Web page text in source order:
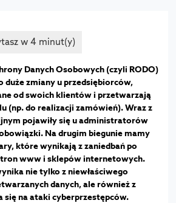
Danych Osobowych (czyli RODO)
duże zmiany u przedsiębiorców,
od swoich klientów i przetwarzają
(np. do realizacji zamówień). Wraz z
pojawiły się u administratorów
Na drugim biegunie mamy
które wynikają z zaniedbań po
www i sklepów internetowych.
nie tylko z niewłaściwego
danych, ale również z
się na ataki cyberprzestępców.